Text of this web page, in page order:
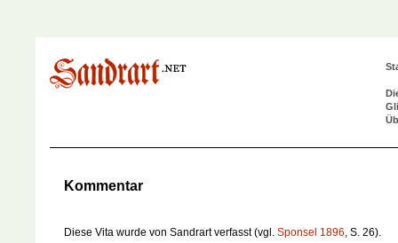
Kommentar
Diese Vita wurde von Sandrart verfasst (vgl. Sponsel 1896, S. 26).